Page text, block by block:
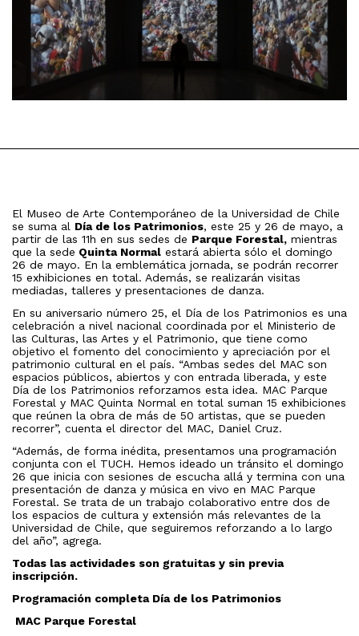
El Museo de Arte Contemporáneo de la Universidad de Chile
se suma al Día de los Patrimonios, este 25 y 26 de mayo, a
partir de las 11h en sus sedes de Parque Forestal, mientras
que la sede Quinta Normal estará abierta sólo el domingo
26 de mayo. En la emblemática jornada, se podrán recorrer
15 exhibiciones en total. Además, se realizarán visitas
mediadas, talleres y presentaciones de danza.
En su aniversario número 25, el Día de los Patrimonios es una
celebración a nivel nacional coordinada por el Ministerio de
las Culturas, las Artes y el Patrimonio, que tiene como
objetivo el fomento del conocimiento y apreciación por el
patrimonio cultural en el país. “Ambas sedes del MAC son
espacios públicos, abiertos y con entrada liberada, y este
Día de los Patrimonios reforzamos esta idea. MAC Parque
Forestal y MAC Quinta Normal en total suman 15 exhibiciones
que reúnen la obra de más de 50 artistas, que se pueden
recorrer”, cuenta el director del MAC, Daniel Cruz.
“Además, de forma inédita, presentamos una programación
conjunta con el TUCH. Hemos ideado un tránsito el domingo
26 que inicia con sesiones de escucha allá y termina con una
presentación de danza y música en vivo en MAC Parque
Forestal. Se trata de un trabajo colaborativo entre dos de
los espacios de cultura y extensión más relevantes de la
Universidad de Chile, que seguiremos reforzando a lo largo
del año”, agrega.
Todas las actividades son gratuitas y sin previa
inscripción.
Programación completa Día de los Patrimonios
MAC Parque Forestal